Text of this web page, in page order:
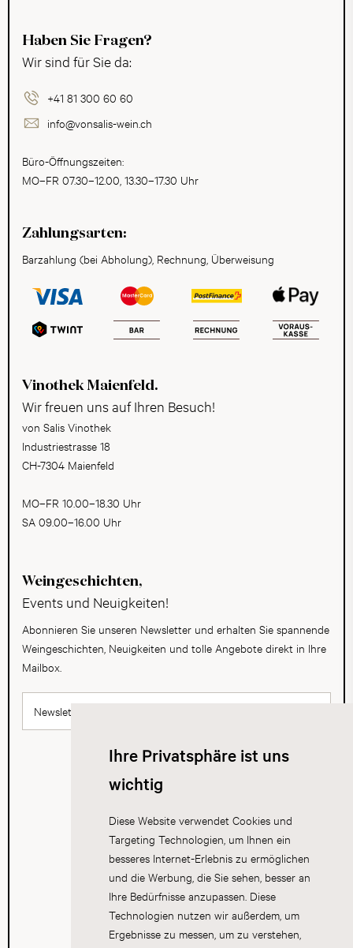
Ihre Privatsphäre ist uns
wichtig
Diese Website verwendet Cookies und
Targeting Technologien, um Ihnen ein
besseres Internet-Erlebnis zu ermöglichen
und die Werbung, die Sie sehen, besser an
Ihre Bedürfnisse anzupassen. Diese
Technologien nutzen wir außerdem, um
Ergebnisse zu messen, um zu verstehen,
Haben Sie Fragen?
Wir sind für Sie da:
+41 81 300 60 60
info@vonsalis-wein.ch
Büro-Öffnungszeiten:
MO–FR 07.30–12.00, 13.30–17.30 Uhr
Zahlungsarten:
Barzahlung (bei Abholung), Rechnung, Überweisung
Vinothek Maienfeld.
Wir freuen uns auf Ihren Besuch!
von Salis Vinothek
Industriestrasse 18
CH-7304 Maienfeld
MO–FR 10.00–18.30 Uhr
SA 09.00–16.00 Uhr
Weingeschichten,
Events und Neuigkeiten!
Abonnieren Sie unseren Newsletter und erhalten Sie spannende
Weingeschichten, Neuigkeiten und tolle Angebote direkt in Ihre
Mailbox.
Newsletter abonnieren